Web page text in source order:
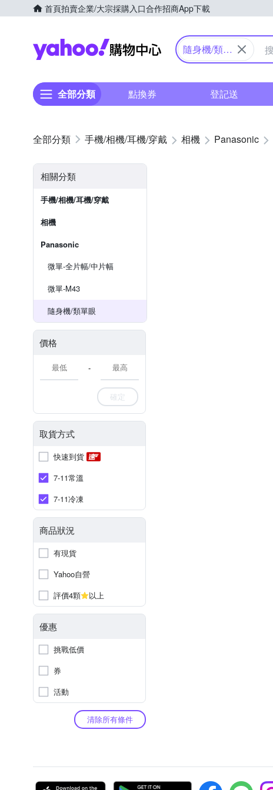
首頁拍賣企業/大宗採購入口合作招商App下載
Yahoo購物中心
隨身機/類單
全部分類 點換券 登記送
手機/相機/耳機/穿戴 相機 Panasonic
相關分類
手機/相機/耳機/穿戴
相機
Panasonic
微單-全片幅/中片幅
微單-M43
隨身機/類單眼
價格
-
確定
取貨方式
快速到貨
7-11常溫
7-11冷凍
商品狀況
有現貨
Yahoo自營
評價4顆
以上
優惠
挑戰低價
券
活動
清除所有條件